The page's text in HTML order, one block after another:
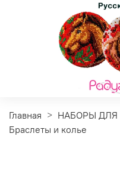
Главная
НАБОРЫ ДЛЯ
Браслеты и колье